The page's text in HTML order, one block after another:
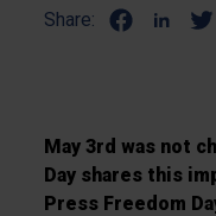
Share:
May 3rd was not
Day shares this
Press Freedom